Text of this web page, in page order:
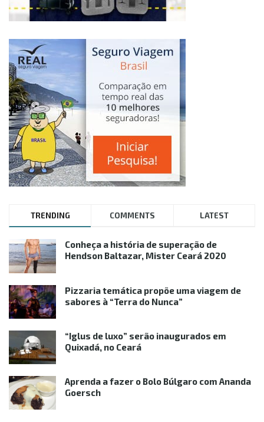
TRENDING COMMENTS LATEST
Conheça a história de superação de
Hendson Baltazar, Mister Ceará 2020
Pizzaria temática propõe uma viagem de
sabores à “Terra do Nunca”
“Iglus de luxo” serão inaugurados em
Quixadá, no Ceará
Aprenda a fazer o Bolo Búlgaro com Ananda
Goersch